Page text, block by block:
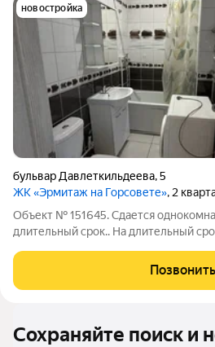
новостройка
бульвар Давлеткильдеева,5
ЖК «Эрмитаж на Горсовете», 2
Объект № 151645. Сдается
длительный срок.. На длительный
комфортного проживания.Позвонить
Сохраняйте поиск и